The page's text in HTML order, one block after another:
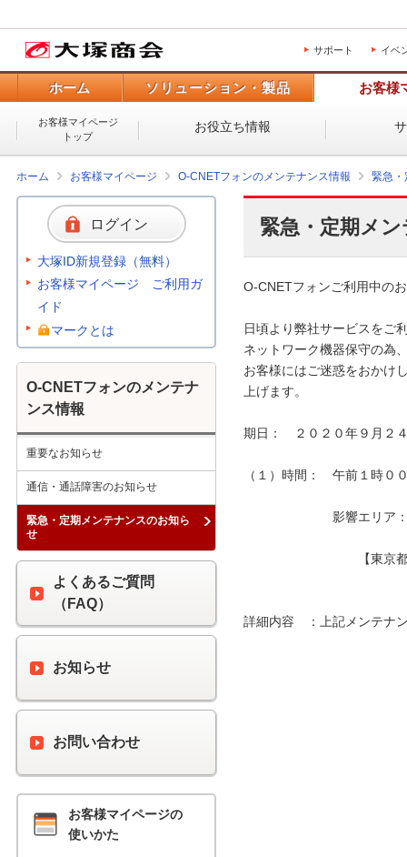
サポート イベ
ホーム ソリューション・製品 お客様
お客様マイページ
トップ
お役立ち情報
ホーム お客様マイページ O-CNETフォンのメンテナンス情報 緊急・
緊急・定期メ
O-CNETフォンご利用中の
日頃より弊社サービスをご
ネットワーク機器保守の為
お客様にはご迷惑をおかけ
上げます。
期日：　２０２０年９月２
（１）時間：　午前１時０
影響エリア：　下記
【東京都】　
詳細内容　：上記メンテナ
ログイン
大塚ID新規登録（無料）
お客様マイページ ご利用ガ
イド
マークとは
O-CNETフォンのメンテナ
ンス情報
重要なお知らせ
通信・通話障害のお知らせ
緊急・定期メンテナンスのお知ら
せ
よくあるご質問
（FAQ）
お知らせ
お問い合わせ
お客様マイページの
使いかた